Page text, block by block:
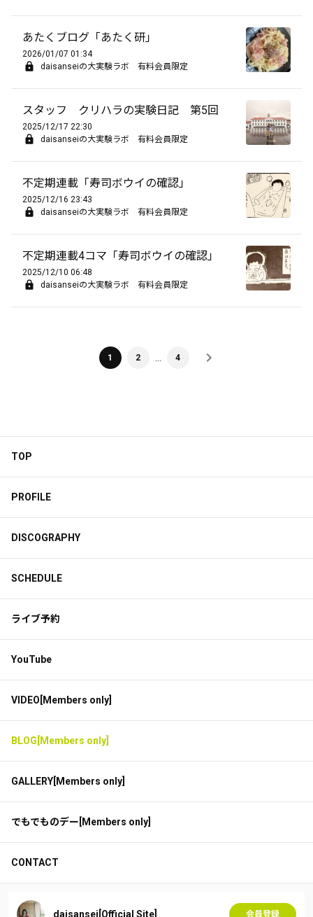
あたくブログ「あたく研」
2026/01/07 01:34
daisanseiの大実験ラボ 有料会員限定
スタッフ クリハラの実験日記 第5回
2025/12/17 22:30
daisanseiの大実験ラボ 有料会員限定
不定期連載「寿司ボウイの確認」
2025/12/16 23:43
daisanseiの大実験ラボ 有料会員限定
不定期連載4コマ「寿司ボウイの確認」
2025/12/10 06:48
daisanseiの大実験ラボ 有料会員限定
1 2 4
TOP
PROFILE
DISCOGRAPHY
SCHEDULE
ライブ予約
YouTube
VIDEO[Members only]
BLOG[Members only]
GALLERY[Members only]
でもでものデー[Members only]
CONTACT
daisansei[Official Site] 会員登録